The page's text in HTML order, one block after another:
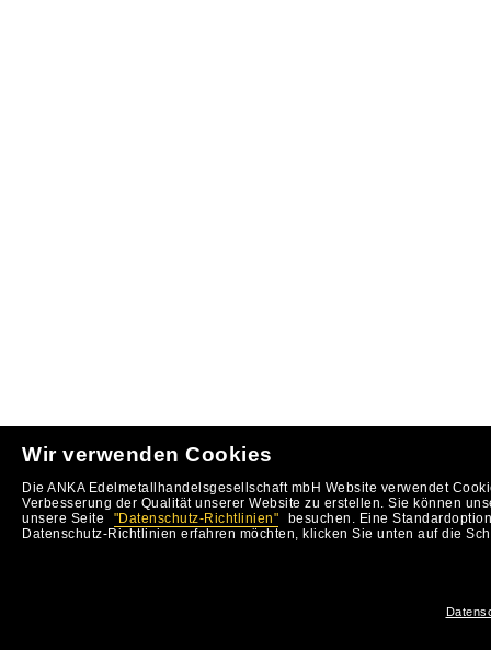
Wir verwenden Cookies
Die ANKA Edelmetallhandelsgesellschaft mbH Website verwendet
Verbesserung der Qualität unserer Website zu erstellen. Sie können
unsere Seite
"Datenschutz-Richtlinien"
besuchen. Eine
Datenschutz-Richtlinien erfahren möchten, klicken Sie unten auf die